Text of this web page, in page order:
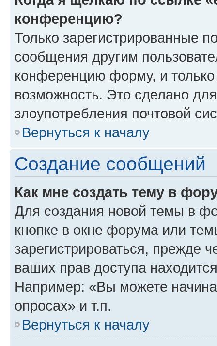
конференцию?
Только зарегистрированные
сообщения другим
конференцию форму, и
возможность. Это сделано
злоупотребления почтовой
Вернуться к началу
Создание сообщений
Как мне создать тему в
Для создания новой темы в
кнопке в окне форума или
зарегистрироваться, прежде
ваших прав доступа
Например: «Вы можете
опросах» и т.п.
Вернуться к началу